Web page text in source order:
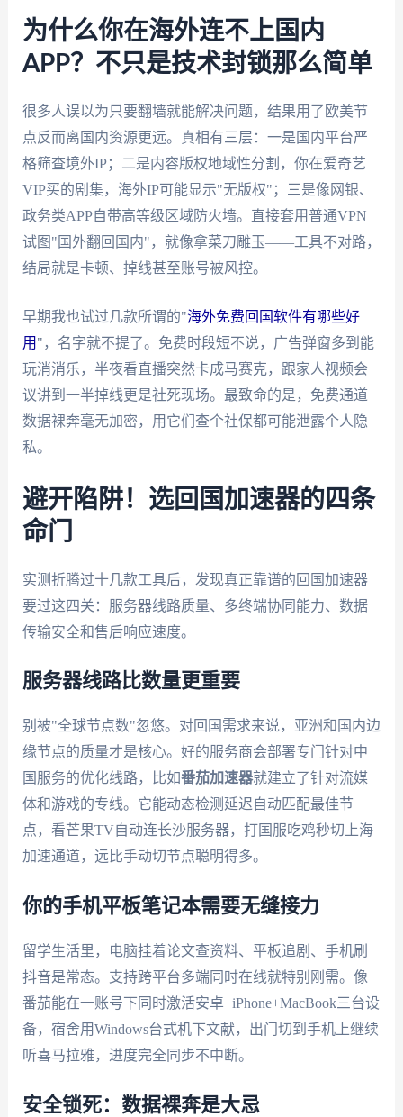
为什么你在海外连不上国内
APP？不只是技术封锁那么简单
很多人误以为只要翻墙就能解决问题，结果用了欧美节
点反而离国内资源更远。真相有三层：一是国内平台严
格筛查境外IP；二是内容版权地域性分割，你在爱奇艺
VIP买的剧集，海外IP可能显示"无版权"；三是像网银、
政务类APP自带高等级区域防火墙。直接套用普通VPN
试图"国外翻回国内"，就像拿菜刀雕玉——工具不对路，
结局就是卡顿、掉线甚至账号被风控。
早期我也试过几款所谓的"海外免费回国软件有哪些好
用 "，名字就不提了。免费时段短不说，广告弹窗多到能
玩消消乐，半夜看直播突然卡成马赛克，跟家人视频会
议讲到一半掉线更是社死现场。最致命的是，免费通道
数据裸奔毫无加密，用它们查个社保都可能泄露个人隐
私。
避开陷阱！选回国加速器的四条
命门
实测折腾过十几款工具后，发现真正靠谱的回国加速器
要过这四关：服务器线路质量、多终端协同能力、数据
传输安全和售后响应速度。
服务器线路比数量更重要
别被"全球节点数"忽悠。对回国需求来说，亚洲和国内边
缘节点的质量才是核心。好的服务商会部署专门针对中
国服务的优化线路，比如番茄加速器就建立了针对流媒
体和游戏的专线。它能动态检测延迟自动匹配最佳节
点，看芒果TV自动连长沙服务器，打国服吃鸡秒切上海
加速通道，远比手动切节点聪明得多。
你的手机平板笔记本需要无缝接力
留学生活里，电脑挂着论文查资料、平板追剧、手机刷
抖音是常态。支持跨平台多端同时在线就特别刚需。像
番茄能在一账号下同时激活安卓+iPhone+MacBook三台设
备，宿舍用Windows台式机下文献，出门切到手机上继续
听喜马拉雅，进度完全同步不中断。
安全锁死：数据裸奔是大忌